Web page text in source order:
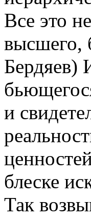
Все это
высшего,
Бердяев)
и
блеске
Так